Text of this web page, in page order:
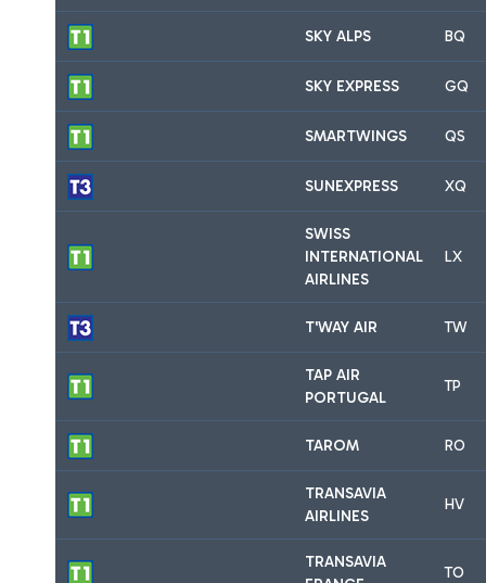
SKY ALPS BQ
SKY EXPRESS GQ
SMARTWINGS QS
SUNEXPRESS XQ
SWISS
INTERNATIONAL
AIRLINES
LX
T'WAY AIR TW
TAP AIR
PORTUGAL
TP
TAROM RO
TRANSAVIA
AIRLINES
HV
TRANSAVIA
TO